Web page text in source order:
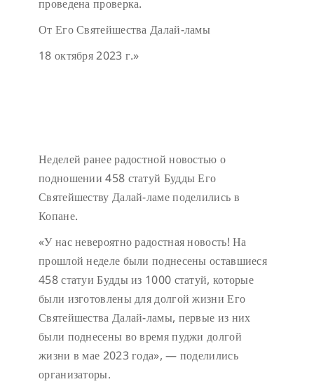
проведена проверка.
От Его Святейшества Далай-ламы
18 октября 2023 г.»
Неделей ранее радостной новостью о
подношении 458 статуй Будды Его
Святейшеству Далай-ламе поделились в
Копане.
«У нас невероятно радостная новость! На
прошлой неделе были поднесены оставшиеся
458 статуи Будды из 1000 статуй, которые
были изготовлены для долгой жизни Его
Святейшества Далай-ламы, первые из них
были поднесены во время пуджи долгой
жизни в мае 2023 года», — поделились
организаторы.